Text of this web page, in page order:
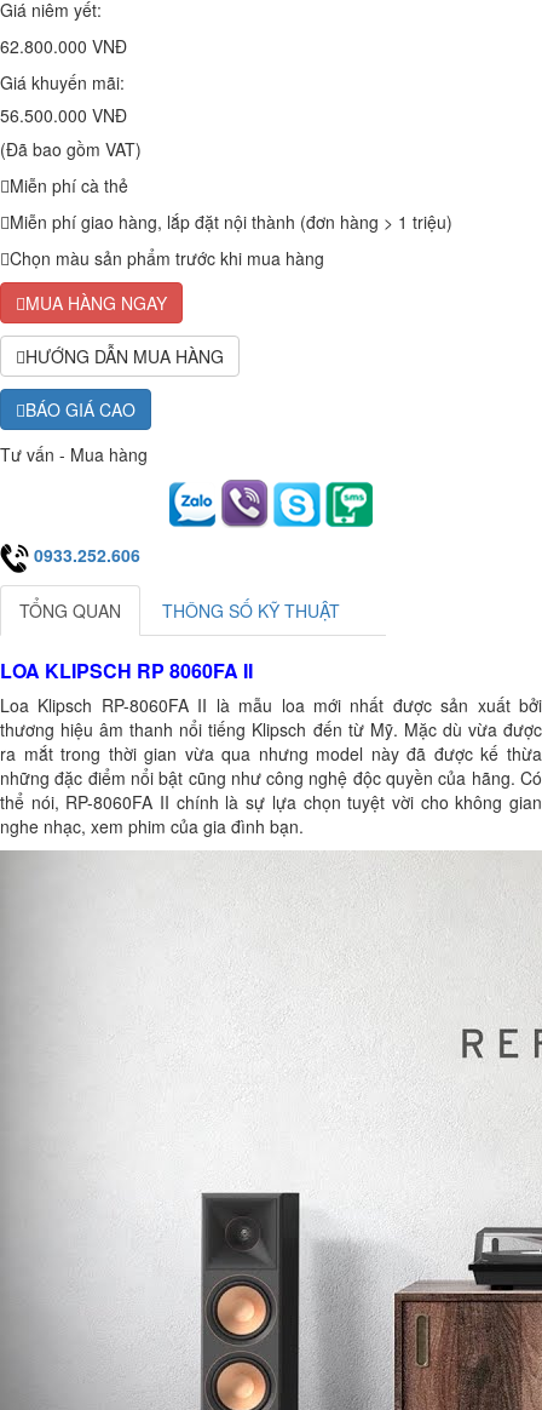
Giá niêm yết:
62.800.000 VNĐ
Giá khuyến mãi:
56.500.000 VNĐ
(Đã bao gồm VAT)
Miễn phí cà thẻ
Miễn phí giao hàng, lắp đặt nội thành (đơn hàng > 1 triệu)
Chọn màu sản phẩm trước khi mua hàng
MUA HÀNG NGAY
HƯỚNG DẪN MUA HÀNG
BÁO GIÁ CAO
Tư vấn - Mua hàng
0933.252.606
TỔNG QUAN THÔNG SỐ KỸ THUẬT
LOA KLIPSCH RP 8060FA II
Loa Klipsch RP-8060FA II là mẫu loa mới nhất được sản xuất bởi
thương hiệu âm thanh nổi tiếng Klipsch đến từ Mỹ. Mặc dù vừa được
ra mắt trong thời gian vừa qua nhưng model này đã được kế thừa
những đặc điểm nổi bật cũng như công nghệ độc quyền của hãng. Có
thể nói, RP-8060FA II chính là sự lựa chọn tuyệt vời cho không gian
nghe nhạc, xem phim của gia đình bạn.